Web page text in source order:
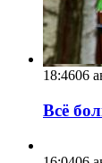
18:4606
Всё